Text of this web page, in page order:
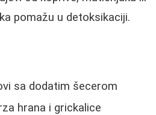
pomažu u detoksikaciji.
sa dodatim šecerom
hrana i grickalice